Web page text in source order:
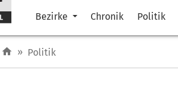
Bezirke Chronik Politik
» Politik